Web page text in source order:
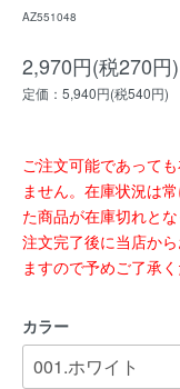
AZ551048
2,970円(税270円)
定価：5,940円(税540円)
ご注文可能であって
ません。在庫状況は
た商品が在庫切れと
注文完了後に当店か
ますので予めご了承く
カラー